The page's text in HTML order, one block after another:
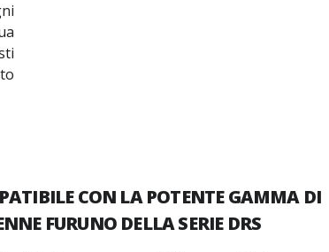
CON LA POTENTE GAMMA DI
FURUNO DELLA SERIE DRS